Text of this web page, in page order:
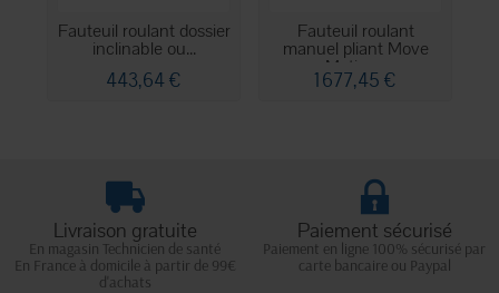
Fauteuil roulant dossier
inclinable ou...
443,64 €
Fauteuil roulant
manuel pliant Move
Motion...
1 677,45 €
Livraison gratuite
En magasin Technicien de santé
En France à domicile à partir de 99€
d'achats
Paiement sécurisé
Paiement en ligne 100% sécurisé par
carte bancaire ou Paypal